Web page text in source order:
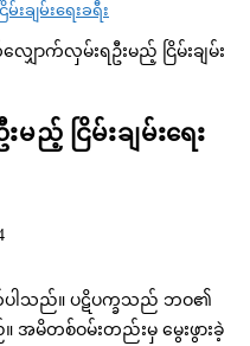
ျမ်းရေးခရီး
ငြိမ်းချမ်းရေး
ါသည်။ ပဋိပက္ခသည် ဘဝ၏
မိတစ်ဝမ်းတည်းမှ မွေးဖွားခဲ့